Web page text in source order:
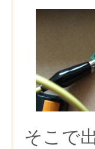
そこで